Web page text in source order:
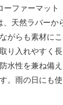
ファーマット
天然ラバーか
がらも素材に
り入れやすく
水性を兼ね備
。雨の日にも